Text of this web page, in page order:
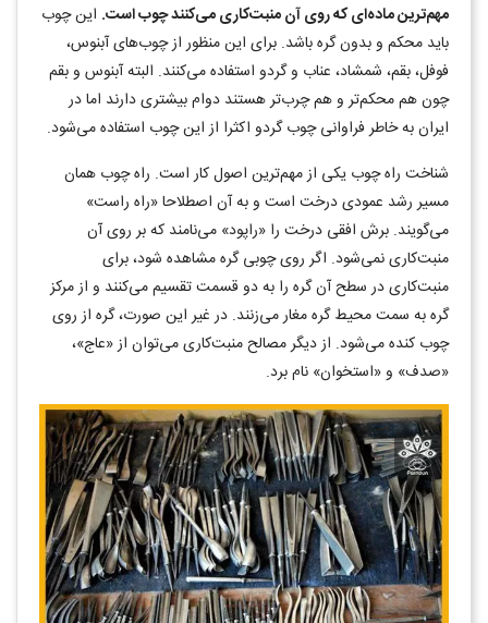
مهم‌ترین ماده‌ای که روی آن منبت‌کاری می‌کنند چوب است. این چوب
باید محکم و بدون گره باشد. برای این منظور از چوب‌های آبنوس،
فوفل، بقم، شمشاد، عناب و گردو استفاده می‌کنند. البته آبنوس و بقم
چون هم محکم‌تر و هم چرب‌تر هستند دوام بیشتری دارند اما در
ایران به خاطر فراوانی چوب گردو اکثرا از این چوب استفاده می‌شود.
شناخت راه چوب یکی از مهم‌ترین اصول کار است. راه چوب همان
مسیر رشد عمودی درخت است و به آن اصطلاحا «راه راست»
می‌گویند. برش افقی درخت را «راپود» می‌نامند که بر روی آن
منبت‌کاری نمی‌شود. اگر روی چوبی گره مشاهده شود، برای
منبت‌کاری در سطح آن گره را به دو قسمت تقسیم می‌کنند و از مرکز
گره به سمت محیط گره مغار می‌زنند. در غیر این صورت، گره از روی
چوب کنده می‌شود. از دیگر مصالح منبت‌کاری می‌توان از «عاج»،
«صدف» و «استخوان» نام برد.